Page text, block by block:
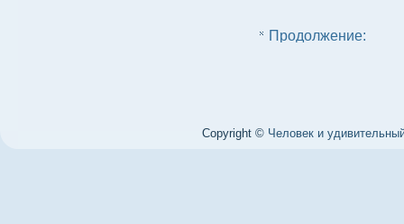
Продолжение:
Copyright © Человек и